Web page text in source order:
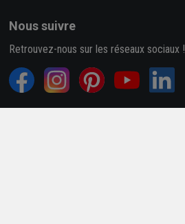
Nous suivre
Retrouvez-nous sur les réseaux sociaux !